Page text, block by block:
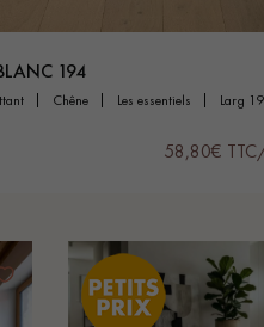
194
chêne les essentiels larg
58,80€